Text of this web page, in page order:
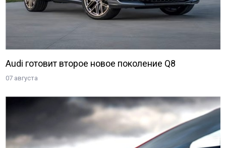
Audi готовит второе новое поколение Q8
07 августа